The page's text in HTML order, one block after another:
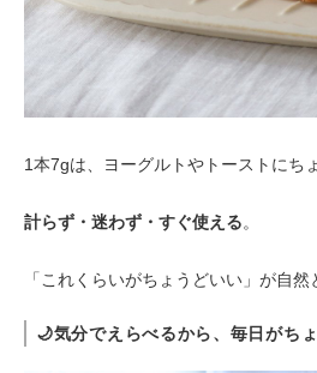
1本7gは、ヨーグルトやトーストにち
計らず・迷わず・すぐ使える。
「これくらいがちょうどいい」が自然
🌙気分でえらべるから、毎日がち